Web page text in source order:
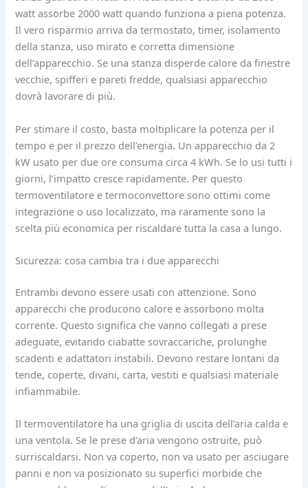
watt assorbe 2000 watt quando funziona a piena potenza.
Il vero risparmio arriva da termostato, timer, isolamento
della stanza, uso mirato e corretta dimensione
dell’apparecchio. Se una stanza disperde calore da finestre
vecchie, spifferi e pareti fredde, qualsiasi apparecchio
dovrà lavorare di più.
Per stimare il costo, basta moltiplicare la potenza per il
tempo e per il prezzo dell’energia. Un apparecchio da 2
kW usato per due ore consuma circa 4 kWh. Se lo usi tutti i
giorni, l’impatto cresce rapidamente. Per questo
termoventilatore e termoconvettore sono ottimi come
integrazione o uso localizzato, ma raramente sono la
scelta più economica per riscaldare tutta la casa a lungo.
Sicurezza: cosa cambia tra i due apparecchi
Entrambi devono essere usati con attenzione. Sono
apparecchi che producono calore e assorbono molta
corrente. Questo significa che vanno collegati a prese
adeguate, evitando ciabatte sovraccariche, prolunghe
scadenti e adattatori instabili. Devono restare lontani da
tende, coperte, divani, carta, vestiti e qualsiasi materiale
infiammabile.
Il termoventilatore ha una griglia di uscita dell’aria calda e
una ventola. Se le prese d’aria vengono ostruite, può
surriscaldarsi. Non va coperto, non va usato per asciugare
panni e non va posizionato su superfici morbide che